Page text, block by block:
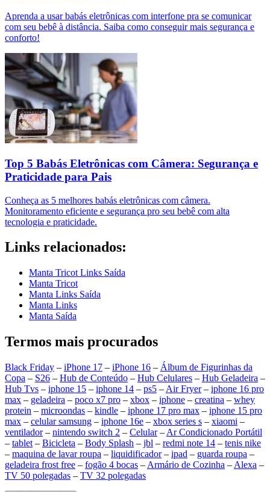
Aprenda a usar babás eletrônicas com interfone pra se comunicar
com seu bebê à distância. Saiba como conseguir mais segurança e
conforto!
Top 5 Babás Eletrônicas com Câmera: Segurança e
Praticidade para Pais
Conheça as 5 melhores babás eletrônicas com câmera.
Monitoramento eficiente e segurança pro seu bebê com alta
tecnologia e praticidade.
Links relacionados:
Manta Tricot Links Saída
Manta Tricot
Manta Links Saída
Manta Links
Manta Saída
Termos mais procurados
Black Friday – iPhone 17 – iPhone 16 – Álbum de Figurinhas da
Copa – S26 – Hub de Conteúdo – Hub Celulares – Hub Geladeira –
Hub Tvs – iphone 15 – iphone 14 – ps5 – Air Fryer– iphone 16 pro
max – geladeira – poco x7 pro – xbox – iphone – creatina – whey
protein – microondas – kindle – iphone 17 pro max – iphone 15 pro
max – celular samsung – iphone 16e – xbox series s – xiaomi –
ventilador– nintendo switch 2 – Celular– Ar Condicionado Portátil
– tablet – Bicicleta – Body Splash – jbl – redmi note 14 – tenis nike
– maquina de lavar roupa – liquidificador– ipad – guarda roupa –
geladeira frost free – fogão 4 bocas – Armário de Cozinha – Alexa –
TV 50 polegadas – TV 32 polegadas